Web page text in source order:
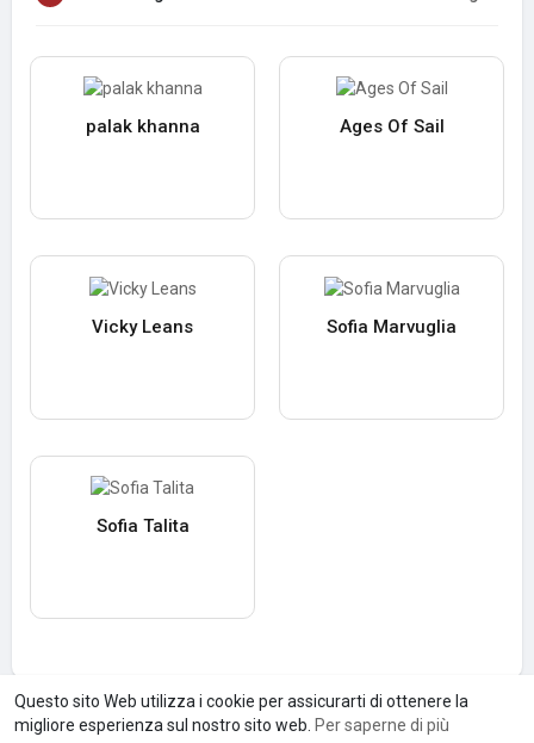
Questo sito Web utilizza i cookie per assicurarti di ottenere la
migliore esperienza sul nostro sito web. Per saperne di più
palak khanna Ages Of Sail
Vicky Leans Sofia Marvuglia
Sofia Talita